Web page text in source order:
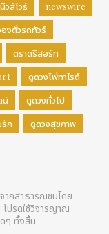
นิวส์ไวร์
newswire
งตั๋วรถทัวร์
ตราดรีสอร์ท
ดูดวงไพ่ทาโรต์
น์
ดูดวงทั่วไป
รัก
ดูดวงสุขภาพ
ากสาธารณชนโดย
ปรดใช้วิจารญาณ
ดๆ ทั้งสิ้น